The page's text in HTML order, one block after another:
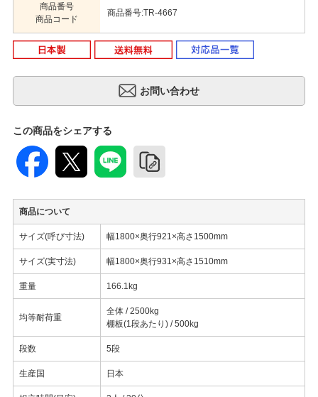
商品番号
商品コード
商品番号:TR-4667
この商品をシェアする
商品について
サイズ(呼び寸法) 幅1800×奥行921×高さ1500mm
サイズ(実寸法) 幅1800×奥行931×高さ1510mm
重量 166.1kg
均等耐荷重
全体 / 2500kg
棚板(1段あたり) / 500kg
段数 5段
生産国 日本